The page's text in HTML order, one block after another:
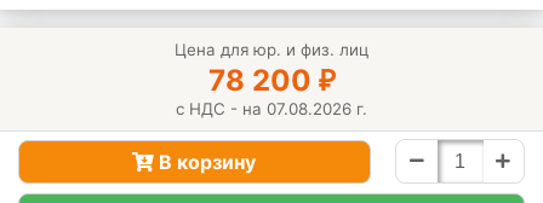
Цена для юр. и физ. лиц
78 200 ₽
с НДС - на 07.08.2026 г.
В корзину